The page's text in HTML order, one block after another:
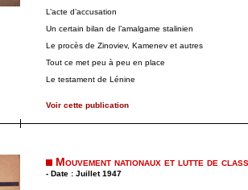
L’acte d’accusation
Un certain bilan de l’amalgame stalinien
Le procès de Zinoviev, Kamenev et autres
Tout ce met peu à peu en place
Le testament de Lénine
Voir cette publication
Mouvement nationaux et lutte de
- Date : Juillet 1947